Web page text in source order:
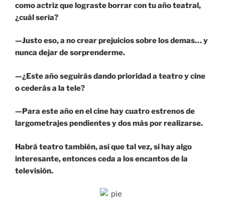
como actriz que lograste borrar con tu año teatral,
¿cuál sería?
—Justo eso, a no crear prejuicios sobre los demas… y
nunca dejar de sorprenderme.
—¿Este año seguirás dando prioridad a teatro y cine
o cederás a la tele?
—Para este año en el cine hay cuatro estrenos de
largometrajes pendientes y dos más por realizarse.
Habrá teatro también, así que tal vez, si hay algo
interesante, entonces ceda a los encantos de la
televisión.